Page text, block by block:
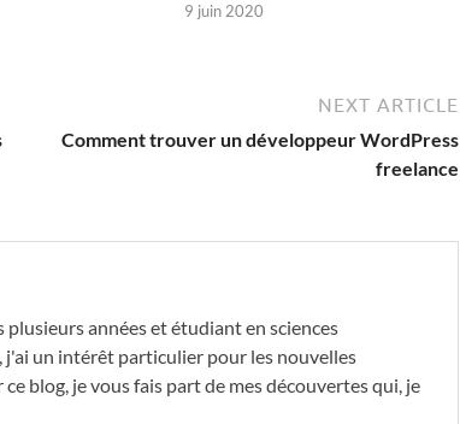
9 juin 2020
NEXT ARTICLE
Comment trouver un développeur WordPress
freelance
années et étudiant en sciences
j'ai un intérêt particulier pour les nouvelles
blog, je vous fais part de mes découvertes qui, je